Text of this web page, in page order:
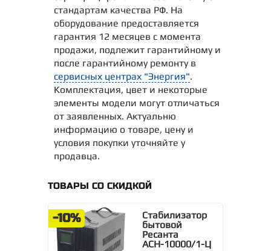
стандартам качества РФ. На
оборудование предоставляется
гарантия 12 месяцев с момента
продажи, подлежит гарантийному и
после гарантийному ремонту в
сервисных центрах "Энергия".
Комплектация, цвет и некоторые
элементы модели могут отличаться
от заявленных. Актуальню
информацию о товаре, цену и
условия покупки уточняйте у
продавца.
ТОВАРЫ СО СКИДКОЙ
-10%
Стабилизатор
бытовой
Ресанта
АСН-10000/1-Ц